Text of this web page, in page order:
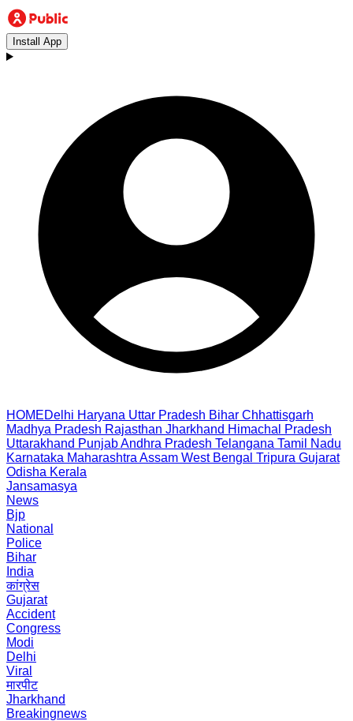
Install App
HOMEDelhi Haryana Uttar Pradesh Bihar Chhattisgarh
Madhya Pradesh Rajasthan Jharkhand Himachal Pradesh
Uttarakhand PunjabAndhra Pradesh Telangana Tamil Nadu
Karnataka Maharashtra Assam West Bengal Tripura Gujarat
Odisha Kerala
Jansamasya
News
Bjp
National
Police
Bihar
India
कांग्रेस
Gujarat
Accident
Congress
Modi
Delhi
Viral
मारपीट
Jharkhand
Breakingnews